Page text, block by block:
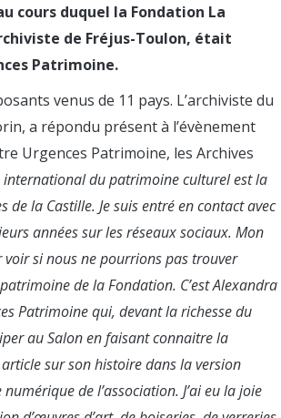
cours duquel la Fondation La
de Fréjus-Toulon, était
Patrimoine.
venus de 11 pays. L’archiviste du
a répondu présent à l’évènement
Urgences Patrimoine, les Archives
international du patrimoine culturel est la
la Castille. Je suis entré en contact avec
années sur les réseaux sociaux. Mon
si nous ne pourrions pas trouver
de la Fondation. C’est Alexandra
Patrimoine qui, devant la richesse du
au Salon en faisant connaitre la
sur son histoire dans la version
de l’association. J’ai eu la joie